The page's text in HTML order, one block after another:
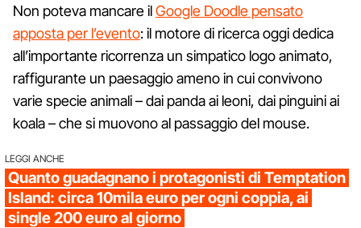
Non poteva mancare ilGoogle Doodle pensato
apposta per l’evento: il motore di ricerca oggi dedica
all’importante ricorrenza un simpatico logo animato,
raffigurante un paesaggio ameno in cui convivono
varie specie animali – dai panda ai leoni, dai pinguini ai
koala – che si muovono al passaggio del mouse.
LEGGI ANCHE
Quanto guadagnano i protagonisti di Temptation
Island: circa 10mila euro per ogni coppia, ai
single 200 euro al giorno